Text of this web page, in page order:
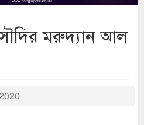
মরুদ্যান আল